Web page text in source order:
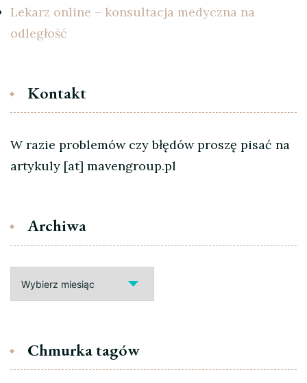
Lekarz online – konsultacja medyczna na
odległość
Kontakt
W razie problemów czy błędów proszę pisać na
artykuly [at] mavengroup.pl
Archiwa
Chmurka tagów